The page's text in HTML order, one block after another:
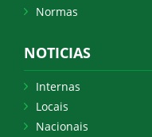
Normas
NOTICIAS
Internas
Locais
Nacionais